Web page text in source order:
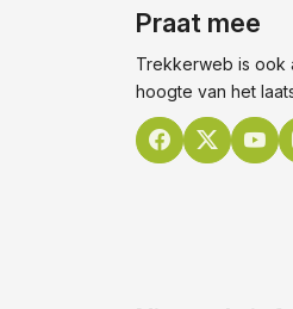
Praat mee
Trekkerweb is ook
hoogte van het